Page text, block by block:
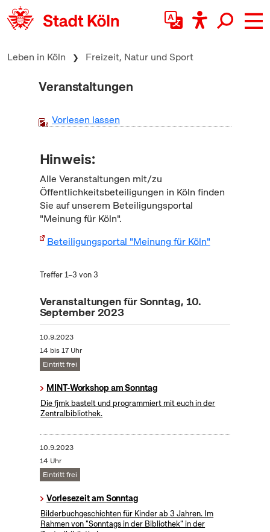
zum Inhalt springen
Leben in Köln Freizeit, Natur und Sport
Veranstaltungen
Vorlesen lassen
Hinweis:
Alle Veranstaltungen mit/zu
Öffentlichkeitsbeteiligungen in Köln finden
Sie auf unserem Beteiligungsportal
"Meinung für Köln".
Beteiligungsportal "Meinung für Köln"
Treffer 1–3 von 3
Veranstaltungen für Sonntag, 10.
September 2023
10.9.2023
14 bis 17 Uhr
Eintritt frei
MINT-Workshop am Sonntag
Die fjmk bastelt und programmiert mit euch in der
Zentralbibliothek.
10.9.2023
14 Uhr
Eintritt frei
Vorlesezeit am Sonntag
Bilderbuchgeschichten für Kinder ab 3 Jahren. Im
Rahmen von "Sonntags in der Bibliothek" in der